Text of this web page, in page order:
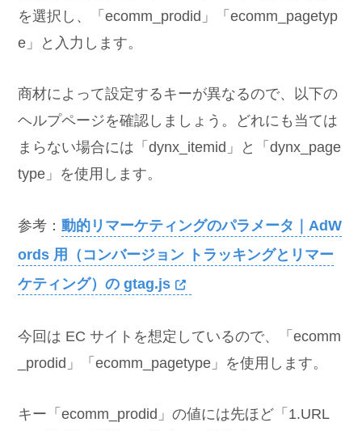
を選択し、「ecomm_prodid」「ecomm_pagetyp
e」と入力します。
商材によって設定するキーが異なるので、以下の
ヘルプページを確認しましょう。どれにも当ては
まらない場合には「dynx_itemid」と「dynx_page
type」を使用します。
参考：動的リマーケティングのパラメータ｜AdW
ords 用（コンバージョン トラッキングとリマー
ケティング）の gtag.js
今回は EC サイトを想定しているので、「ecomm
_prodid」「ecomm_pagetype」を使用します。
キー「ecomm_prodid」の値には先ほど「1.URL